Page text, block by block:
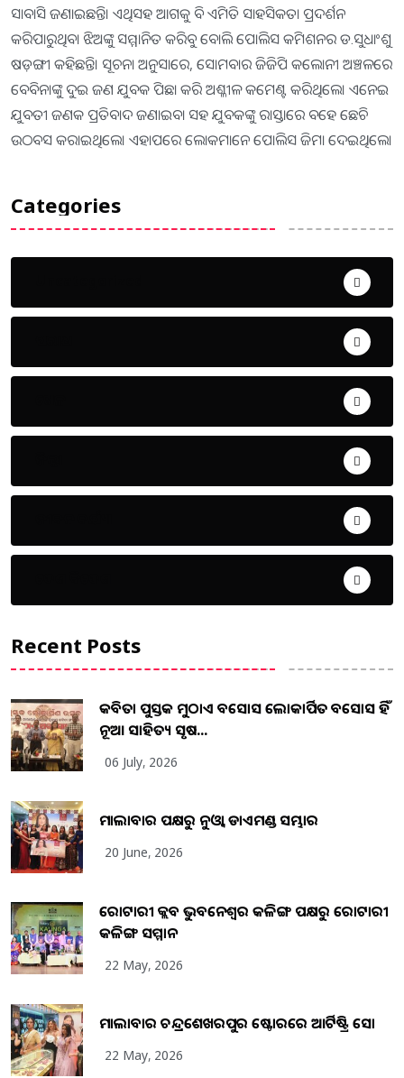
ସାବାସି ଜଣାଇଛନ୍ତି। ଏଥିସହ ଆଗକୁ ବି ଏମିତି ସାହସିକତା ପ୍ରଦର୍ଶନ
କରିପାରୁଥିବା ଝିଅଙ୍କୁ ସମ୍ମାନିତ କରିବୁ ବୋଲି ପୋଲିସ କମିଶନର ଡ.ସୁଧାଂଶୁ
ଷଡ଼ଙ୍ଗୀ କହିଛନ୍ତି। ସୂଚନା ଅନୁସାରେ, ସୋମବାର ଜିଜିପି କଲୋନୀ ଅଞ୍ଚଳରେ
ବେବିନାଙ୍କୁ ଦୁଇ ଜଣ ଯୁବକ ପିଛା କରି ଅଶ୍ଳୀଳ କମେଣ୍ଟ କରିଥିଲେ। ଏନେଇ
ଯୁବତୀ ଜଣକ ପ୍ରତିବାଦ ଜଣାଇବା ସହ ଯୁବକଙ୍କୁ ରାସ୍ତାରେ ବହେ ଛେଚି
ଉଠବସ କରାଇଥିଲେ। ଏହାପରେ ଲୋକମାନେ ପୋଲିସ ଜିମା ଦେଇଥିଲେ।
Categories
Recent Posts
କବିତା ପୁସ୍ତକ ମୁଠାଏ ଅବସୋସ ଲୋକାର୍ପିତ ଅବସୋସ ହିଁ
ନୂଆ ସାହିତ୍ୟ ସୃଷ...
06 July, 2026
ମାଲାବାର ପକ୍ଷରୁ ନୁଓ୍ବା ଡାଏମଣ୍ଡ ସମ୍ଭାର
20 June, 2026
ରୋଟାରୀ କ୍ଲବ ଭୁବନେଶ୍ୱର କଳିଙ୍ଗ ପକ୍ଷରୁ ରୋଟାରୀ
କଳିଙ୍ଗ ସମ୍ମାନ
22 May, 2026
ମାଲାବାର ଚନ୍ଦ୍ରଶେଖରପୁର ଷ୍ଟୋରରେ ଆର୍ଟିଷ୍ଟ୍ରି ସୋ
22 May, 2026